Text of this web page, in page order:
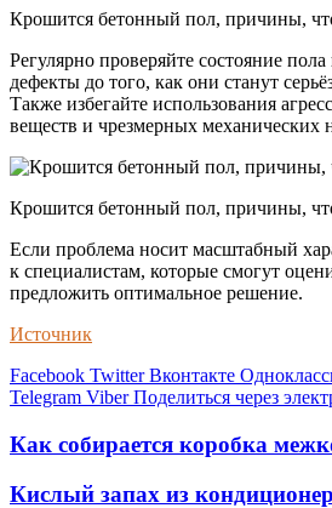
Крошится бетонный пол, причины,
Регулярно проверяйте состояние
дефекты до того, как они станут
Также избегайте использования
веществ и чрезмерных механических
Крошится бетонный пол, причины,
Если проблема носит масштабный
к специалистам, которые смогут
предложить оптимальное решение.
Источник
Facebook Twitter Вконтакте
Telegram Viber Поделиться через
Как собирается коробка
Кислый запах из